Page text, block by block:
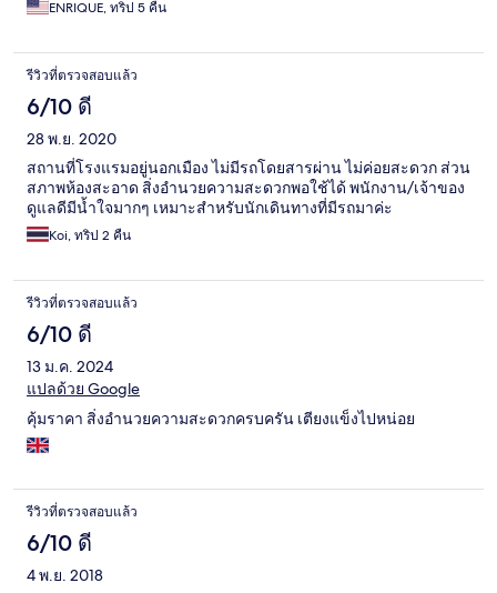
ENRIQUE, ทริป 5 คืน
รีวิวที่ตรวจสอบแล้ว
6/10 ดี
28 พ.ย. 2020
สถานที่โรงแรมอยู่นอกเมือง ไม่มีรถโดยสารผ่าน ไม่ค่อยสะดวก ส่วน
สภาพห้องสะอาด สิ่งอำนวยความสะดวกพอใช้ได้ พนักงาน/เจ้าของ
ดูแลดีมีน้ำใจมากๆ เหมาะสำหรับนักเดินทางที่มีรถมาค่ะ
Koi, ทริป 2 คืน
รีวิวที่ตรวจสอบแล้ว
6/10 ดี
13 ม.ค. 2024
แปลด้วย Google
คุ้มราคา สิ่งอำนวยความสะดวกครบครัน เตียงแข็งไปหน่อย
รีวิวที่ตรวจสอบแล้ว
6/10 ดี
4 พ.ย. 2018